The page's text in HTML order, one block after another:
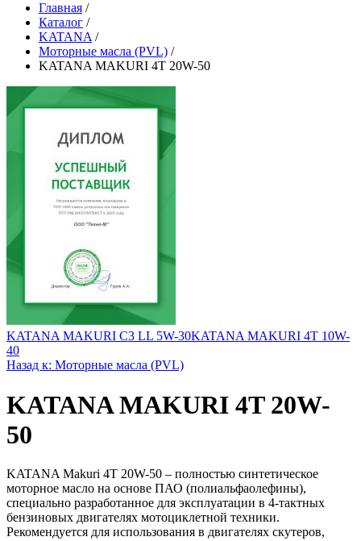
Главная /
Каталог /
KATANA /
Моторные масла (PVL) /
KATANA MAKURI 4T 20W-50
KATANA MAKURI C3 LL 5W-30KATANA MAKURI 4T 10W-
40
Назад к: Моторные масла (PVL)
KATANA MAKURI 4T 20W-
50
KATANA Makuri 4T 20W-50 – полностью синтетическое
моторное масло на основе ПАО (полиальфаолефины),
специально разработанное для эксплуатации в 4-тактных
бензиновых двигателях мотоциклетной техники.
Рекомендуется для использования в двигателях скутеров,